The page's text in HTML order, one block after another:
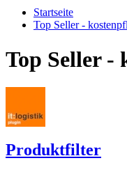
Startseite
Top Seller -
Top Seller -
Produktfilter